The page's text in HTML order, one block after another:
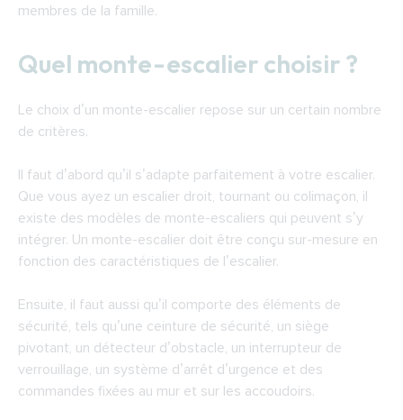
membres de la famille.
Quel monte-escalier choisir ?
Le choix d’un monte-escalier repose sur un certain nombre
de critères.
Il faut d’abord qu’il s’adapte parfaitement à votre escalier.
Que vous ayez un escalier droit, tournant ou colimaçon, il
existe des modèles de monte-escaliers qui peuvent s’y
intégrer. Un monte-escalier doit être conçu sur-mesure en
fonction des caractéristiques de l’escalier.
Ensuite, il faut aussi qu’il comporte des éléments de
sécurité, tels qu’une ceinture de sécurité, un siège
pivotant, un détecteur d’obstacle, un interrupteur de
verrouillage, un système d’arrêt d’urgence et des
commandes fixées au mur et sur les accoudoirs.